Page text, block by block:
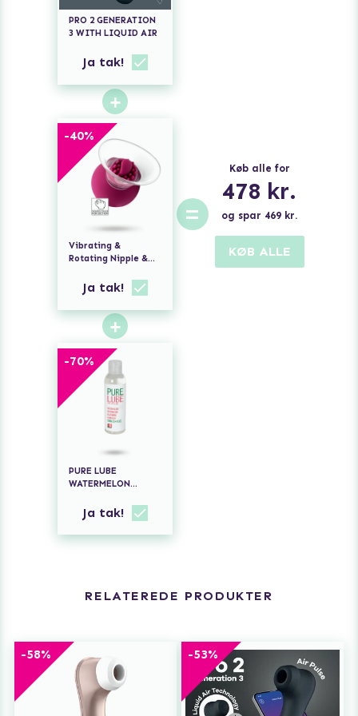
PRO 2 GENERATION
3 WITH LIQUID AIR
Ja tak!
+
-40%
Vibrating &
Rotating Nipple &
Ja tak!
+
-70%
PURE LUBE
WATERMELON
LUBRICANT 150 ML
Ja tak!
=
Køb alle for
478 kr.
og spar 469 kr.
KØB ALLE
RELATEREDE PRODUKTER
-58% -53%